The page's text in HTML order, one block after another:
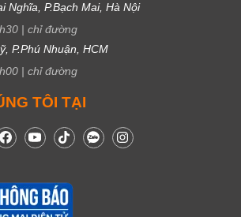
Nghĩa, P.Bạch Mai, Hà Nội
| chỉ đường
P.Phú Nhuận, HCM
| chỉ đường
TÔI TẠI